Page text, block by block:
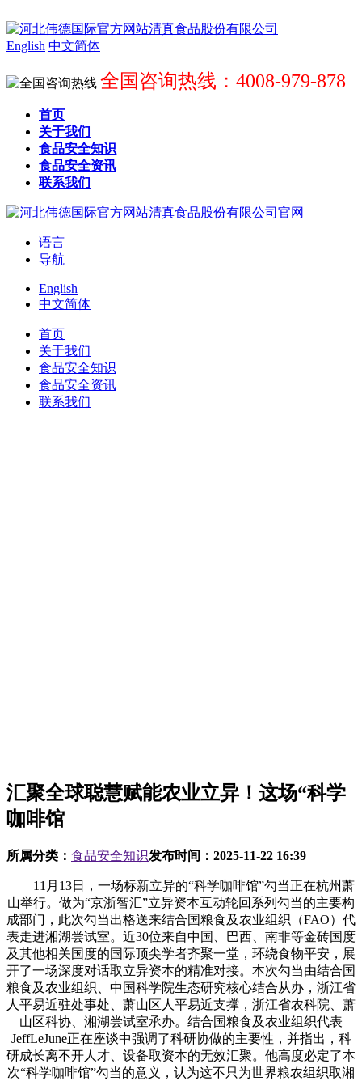
English 中文简体
全国咨询热线：4008-979-878
首页
关于我们
食品安全知识
食品安全资讯
联系我们
语言
导航
English
中文简体
首页
关于我们
食品安全知识
食品安全资讯
联系我们
汇聚全球聪慧赋能农业立异！这场“科学
咖啡馆
所属分类： 食品安全知识发布时间： 2025-11-22 16:39
11月13日，一场标新立异的“科学咖啡馆”勾当正在杭州萧
山举行。做为“京浙智汇”立异资本互动轮回系列勾当的主要构
成部门，此次勾当出格送来结合国粮食及农业组织（FAO）代
表走进湘湖尝试室。近30位来自中国、巴西、南非等金砖国度
及其他相关国度的国际顶尖学者齐聚一堂，环绕食物平安，展
开了一场深度对话取立异资本的精准对接。本次勾当由结合国
粮食及农业组织、中国科学院生态研究核心结合从办，浙江省
人平易近驻处事处、萧山区人平易近支撑，浙江省农科院、萧
山区科协、湘湖尝试室承办。结合国粮食及农业组织代表
JeffLeJune正在座谈中强调了科研协做的主要性，并指出，科
研成长离不开人才、设备取资本的无效汇聚。他高度必定了本
次“科学咖啡馆”勾当的意义，认为这不只为世界粮农组织取湘